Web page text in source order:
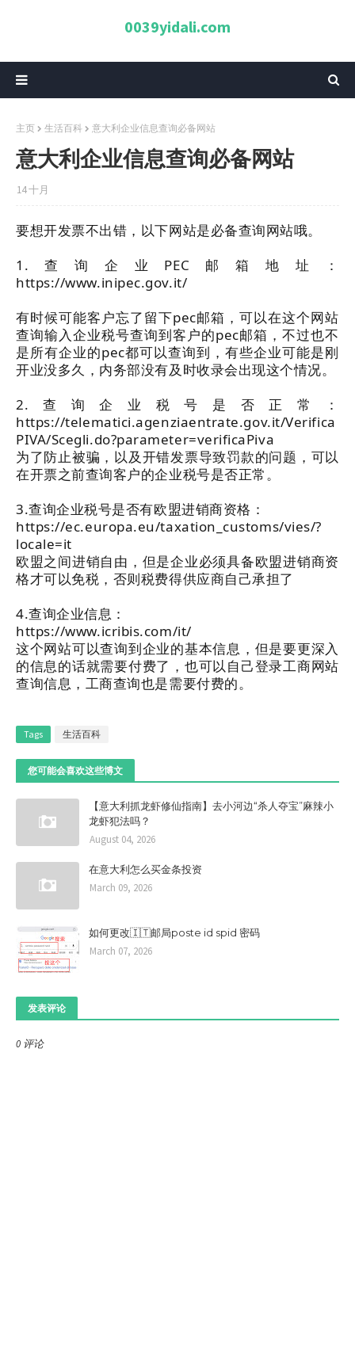
0039yidali.com
主页 生活百科 意大利企业信息查询必备网站
意大利企业信息查询必备网站
14 十月
要想开发票不出错，以下网站是必备查询网站哦。
1.查询企业PEC邮箱地址：
https://www.inipec.gov.it/
有时候可能客户忘了留下pec邮箱，可以在这个网站
查询输入企业税号查询到客户的pec邮箱，不过也不
是所有企业的pec都可以查询到，有些企业可能是刚
开业没多久，内务部没有及时收录会出现这个情况。
2.查询企业税号是否正常：
https://telematici.agenziaentrate.gov.it/Verifica
PIVA/Scegli.do?parameter=verificaPiva
为了防止被骗，以及开错发票导致罚款的问题，可以
在开票之前查询客户的企业税号是否正常。
3.查询企业税号是否有欧盟进销商资格：
https://ec.europa.eu/taxation_customs/vies/?
locale=it
欧盟之间进销自由，但是企业必须具备欧盟进销商资
格才可以免税，否则税费得供应商自己承担了
4.查询企业信息：
https://www.icribis.com/it/
这个网站可以查询到企业的基本信息，但是要更深入
的信息的话就需要付费了，也可以自己登录工商网站
查询信息，工商查询也是需要付费的。
Tags 生活百科
您可能会喜欢这些博文
【意大利抓龙虾修仙指南】去小河边“杀人夺宝”麻辣小
龙虾犯法吗？
August 04, 2026
在意大利怎么买金条投资
March 09, 2026
如何更改🇮🇹邮局poste id spid 密码
March 07, 2026
发表评论
0 评论